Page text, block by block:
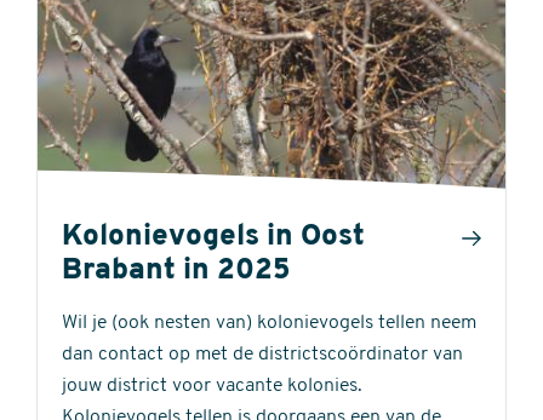
Kolonievogels in Oost
Brabant in 2025
Wil je (ook nesten van) kolonievogels tellen neem
dan contact op met de districtscoördinator van
jouw district voor vacante kolonies.